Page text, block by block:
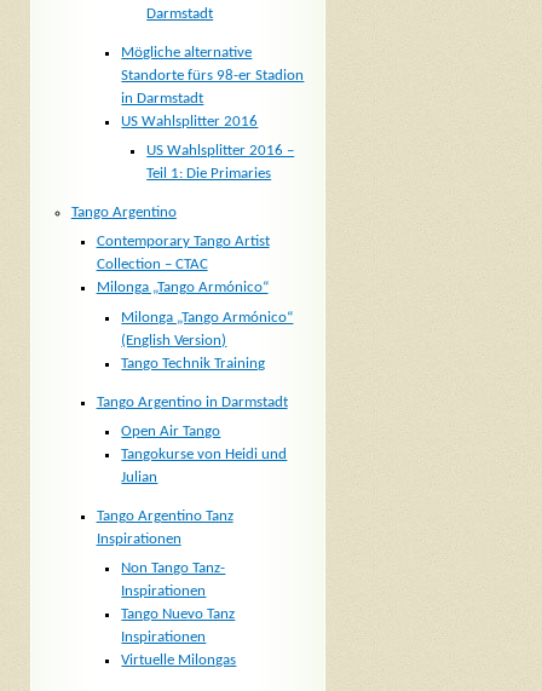
Darmstadt
Mögliche alternative
Standorte fürs 98-er Stadion
in Darmstadt
US Wahlsplitter 2016
US Wahlsplitter 2016 –
Teil 1: Die Primaries
Tango Argentino
Contemporary Tango Artist
Collection – CTAC
Milonga „Tango Armónico“
Milonga „Tango Armónico“
(English Version)
Tango Technik Training
Tango Argentino in Darmstadt
Open Air Tango
Tangokurse von Heidi und
Julian
Tango Argentino Tanz
Inspirationen
Non Tango Tanz-
Inspirationen
Tango Nuevo Tanz
Inspirationen
Virtuelle Milongas